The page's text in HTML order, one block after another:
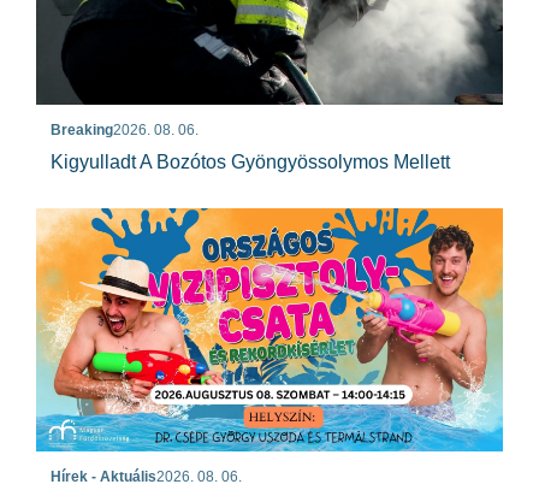
Breaking2026. 08. 06.
Kigyulladt A Bozótos Gyöngyössolymos Mellett
Hírek - Aktuális2026. 08. 06.